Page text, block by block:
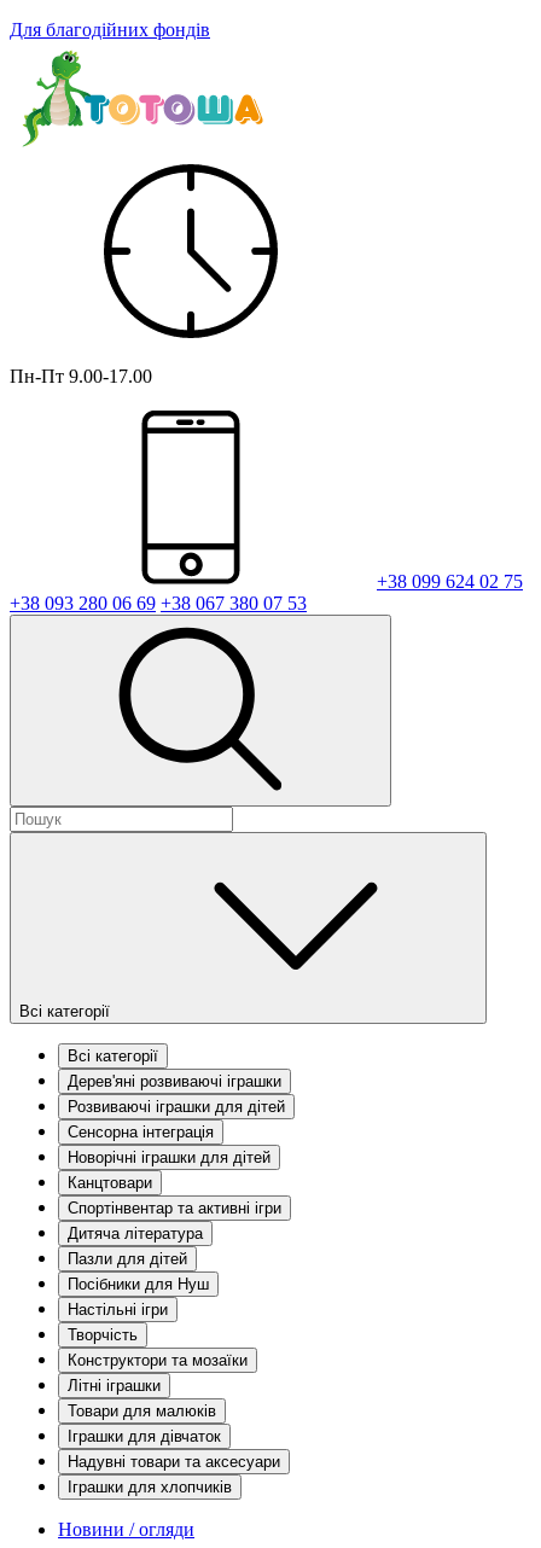
Для благодійних фондів
Пн-Пт 9.00-17.00
+38 099 624 02 75
+38 093 280 06 69 +38 067 380 07 53
Всі категорії
Всі категорії
Дерев'яні розвиваючі іграшки
Розвиваючі іграшки для дітей
Сенсорна інтеграція
Новорічні іграшки для дітей
Канцтовари
Спортінвентар та активні ігри
Дитяча література
Пазли для дітей
Посібники для Нуш
Настільні ігри
Творчість
Конструктори та мозаїки
Літні іграшки
Товари для малюків
Іграшки для дівчаток
Надувні товари та аксесуари
Іграшки для хлопчиків
Новини / огляди